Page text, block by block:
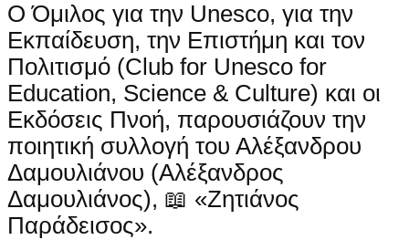
Ο Όμιλος για την Unesco, για την
Εκπαίδευση, την Επιστήμη και τον
Πολιτισμό (Club for Unesco for
Education, Science & Culture) και οι
Εκδόσεις Πνοή, παρουσιάζουν την
ποιητική συλλογή του Αλέξανδρου
Δαμουλιάνου (Αλέξανδρος
Δαμουλιάνος), 📖 «Ζητιάνος
Παράδεισος».